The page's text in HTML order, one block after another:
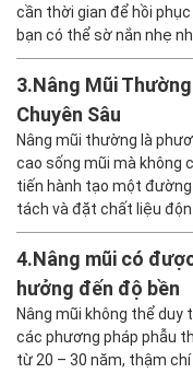
cần thời gian để hồi
bạn có thể sờ nắn nhẹ
3.Nâng Mũi
Chuyên Sâu
Nâng mũi thường là
cao sống mũi mà không
tiến hành tạo một
tách và đặt chất liệu
4.Nâng mũi có
hưởng đến độ bền
Nâng mũi không thể duy
các phương pháp phẫu
từ 20 – 30 năm, thậm